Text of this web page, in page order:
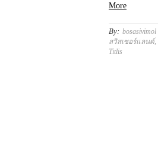
More
By: bosasivimol
สวิสเซอร์แลนด์,
Titlis